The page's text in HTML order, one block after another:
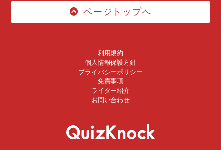
ページトップへ
利用規約
個人情報保護方針
プライバシーポリシー
免責事項
ライター紹介
お問い合わせ